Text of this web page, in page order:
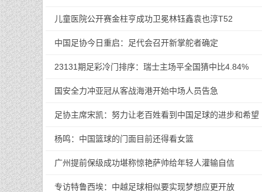
儿童医院公开赛金柱亨成功卫冕林钰鑫袁也淳T52
中国足协今日重启：足代会召开新掌舵者确定
23131期足彩冷门排序：瑞士主场平全国猜中比4.84%
国安全力冲亚冠从客战海港开始中场人员告急
足协主席宋凯：努力让老百姓看到中国足球的进步和希望
杨鸣：中国篮球的门面目前还得看女篮
广州提前保级成功堪称惊艳萨帅给年轻人灌输自信
专访特鲁西埃：中越足球相似要实现梦想应更开放